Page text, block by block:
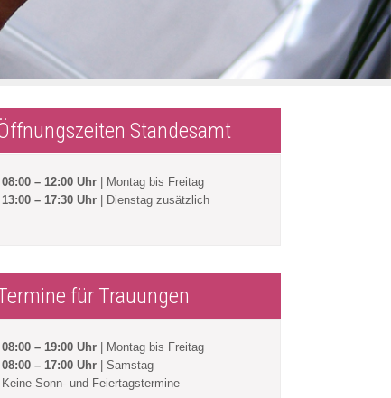
Standesamt
08:00 – 12:00 Uhr | Montag bis Freitag
13:00 – 17:30 Uhr | Dienstag zusätzlich
für Trauungen
08:00 – 19:00 Uhr | Montag bis Freitag
08:00 – 17:00 Uhr | Samstag
Keine Sonn- und Feiertagstermine